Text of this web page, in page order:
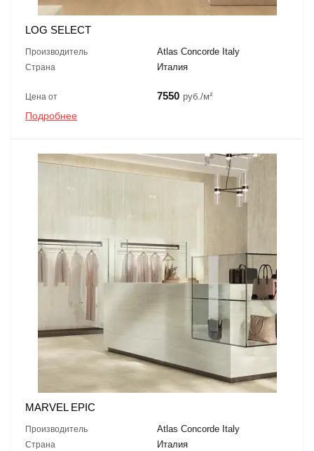
LOG SELECT
Производитель Atlas Concorde Italy
Страна Италия
Цена от 7550 руб./м²
Подробнее
MARVEL EPIC
Производитель Atlas Concorde Italy
Страна Италия